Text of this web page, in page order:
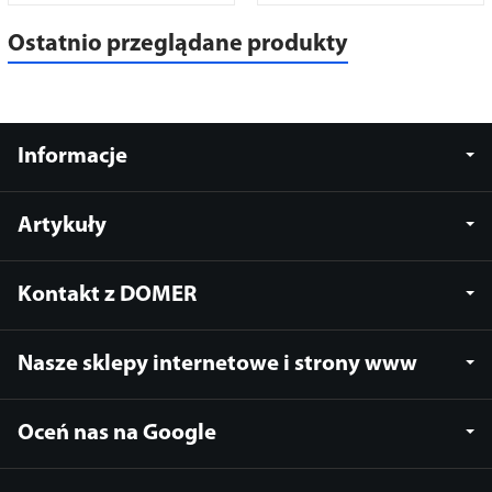
Ostatnio przeglądane produkty
Informacje
Artykuły
Kontakt z DOMER
Nasze sklepy internetowe i strony www
Oceń nas na Google